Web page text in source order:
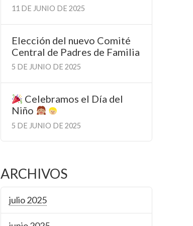
11 DE JUNIO DE 2025
Elección del nuevo Comité
Central de Padres de Familia
5 DE JUNIO DE 2025
Celebramos el Día del
Niño
5 DE JUNIO DE 2025
ARCHIVOS
julio 2025